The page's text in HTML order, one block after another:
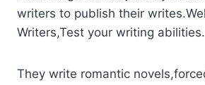
writers to publish their
Writers,Test your writing abilities.
They write romantic